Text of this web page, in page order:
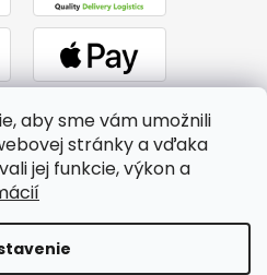
aby sme vám umožnili
stránky a vďaka
jej funkcie, výkon a